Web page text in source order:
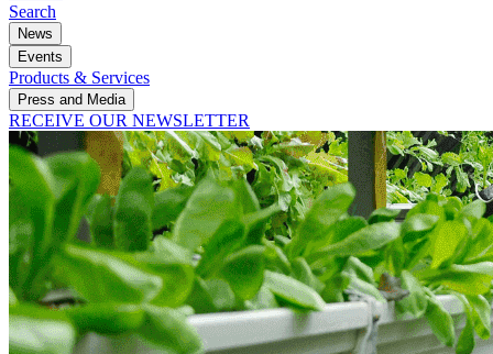
Search
News
Events
Products & Services
Press and Media
RECEIVE OUR NEWSLETTER